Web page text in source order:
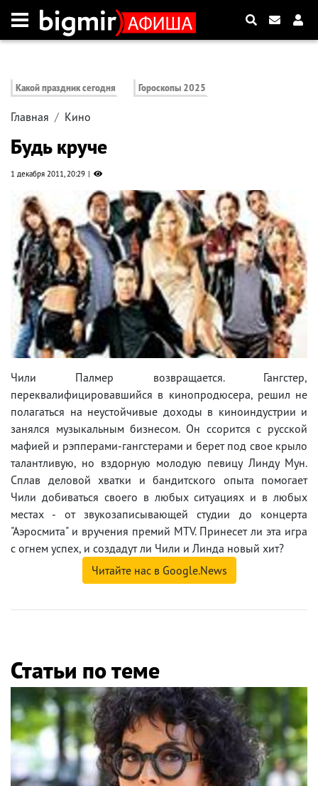
Какой праздник сегодня Гороскопы 2025
Главная Кино
Будь круче
1 декабря 2011, 20:29
Чили Палмер возвращается. Гангстер,
переквалифицировавшийся в кинопродюсера, решил не
полагаться на неустойчивые доходы в киноиндустрии и
занялся музыкальным бизнесом. Он ссорится с русской
мафией и рэпперами-гангстерами и берет под свое крыло
талантливую, но вздорную молодую певицу Линду Мун.
Сплав деловой хватки и бандитского опыта помогает
Чили добиваться своего в любых ситуациях и в любых
местах - от звукозаписывающей студии до концерта
"Аэросмита" и вручения премий MTV. Принесет ли эта игра
с огнем успех, и создадут ли Чили и Линда новый хит?
Читайте нас в Google.News
Статьи по теме